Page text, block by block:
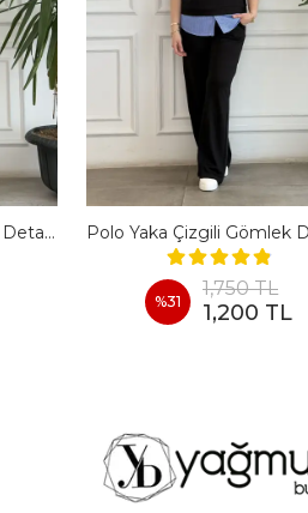
Polo Yaka Çizgili Gömlek Detaylı Kısa Kollu Takım - KAHVERENGI
%31
1,750 TL
1,200 TL